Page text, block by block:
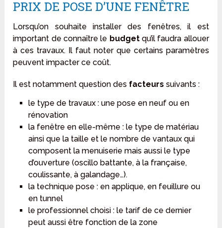
PRIX DE POSE D’UNE FENÊTRE
Lorsqu’on souhaite installer des fenêtres, il est
important de connaître le budgetqu’il faudra allouer
à ces travaux. Il faut noter que certains paramètres
peuvent impacter ce coût.
Il est notamment question des facteurssuivants :
le type de travaux : une pose en neuf ou en
rénovation
la fenêtre en elle-même : le type de matériau
ainsi que la taille et le nombre de vantaux qui
composent la menuiserie mais aussi le type
d’ouverture (oscillo battante, à la française,
coulissante, à galandage…).
la technique pose : en applique, en feuillure ou
en tunnel
le professionnel choisi : le tarif de ce dernier
peut aussi être fonction de la zone